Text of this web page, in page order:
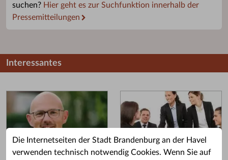
Die Internetseiten der Stadt Brandenburg an der Havel
verwenden technisch notwendig Cookies. Wenn Sie auf
suchen? Hier geht es zur Suchfunktion innerhalb der
Pressemitteilungen
Interessantes